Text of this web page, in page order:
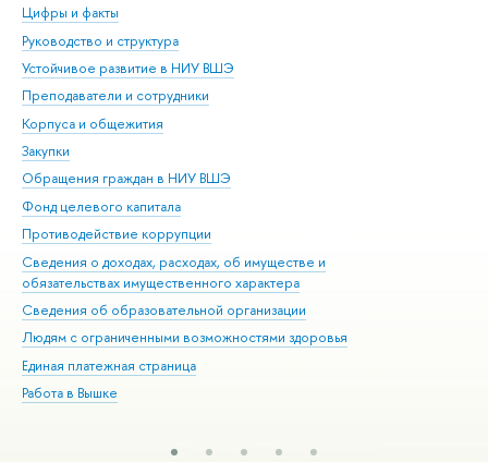
Цифры и факты
Руководство и структура
Устойчивое развитие в НИУ ВШЭ
Преподаватели и сотрудники
Корпуса и общежития
Закупки
Обращения граждан в НИУ ВШЭ
Фонд целевого капитала
Противодействие коррупции
Сведения о доходах, расходах, об имуществе и
обязательствах имущественного характера
Сведения об образовательной организации
Людям с ограниченными возможностями здоровья
Единая платежная страница
Работа в Вышке